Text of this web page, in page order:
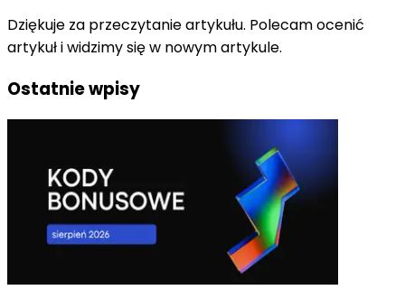
Dziękuje za przeczytanie artykułu. Polecam ocenić
artykuł i widzimy się w nowym artykule.
Ostatnie wpisy